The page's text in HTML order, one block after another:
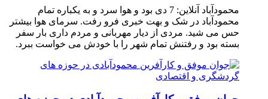
محمودآباد آنلاین: 7 دی بود و هوا سرد و به یکباره تمام
محمودآباد در شک و بهت خبری فرو رفت. سرمای هوا بیشتر
حس می شید. مردی از دیار مهربانی و مردم داری بار سفر
بسته بود و رفتنش تمام شهر را با خودش می خواست ببرد.